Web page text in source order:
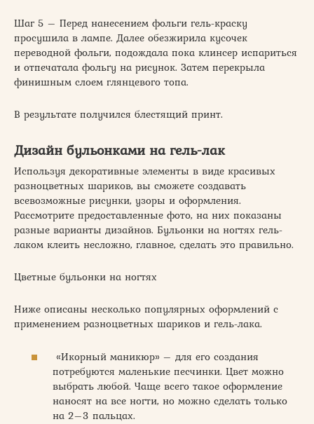
Шаг 5 – Перед нанесением фольги гель-краску
просушила в лампе. Далее обезжирила кусочек
переводной фольги, подождала пока клинсер испариться
и отпечатала фольгу на рисунок. Затем перекрыла
финишным слоем глянцевого топа.
В результате получился блестящий принт.
Дизайн бульонками на гель-лак
Используя декоративные элементы в виде красивых
разноцветных шариков, вы сможете создавать
всевозможные рисунки, узоры и оформления.
Рассмотрите предоставленные фото, на них показаны
разные варианты дизайнов. Бульонки на ногтях гель-
лаком клеить несложно, главное, сделать это правильно.
Цветные бульонки на ногтях
Ниже описаны несколько популярных оформлений с
применением разноцветных шариков и гель-лака.
«Икорный маникюр» – для его создания
потребуются маленькие песчинки. Цвет можно
выбрать любой. Чаще всего такое оформление
наносят на все ногти, но можно сделать только
на 2–3 пальцах.